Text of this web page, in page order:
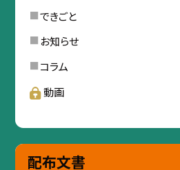
できごと
お知らせ
コラム
動画
配布文書